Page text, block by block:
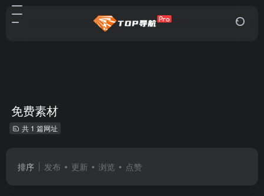
免费素材
共 1 篇网址
排序 发布 更新 浏览 点赞